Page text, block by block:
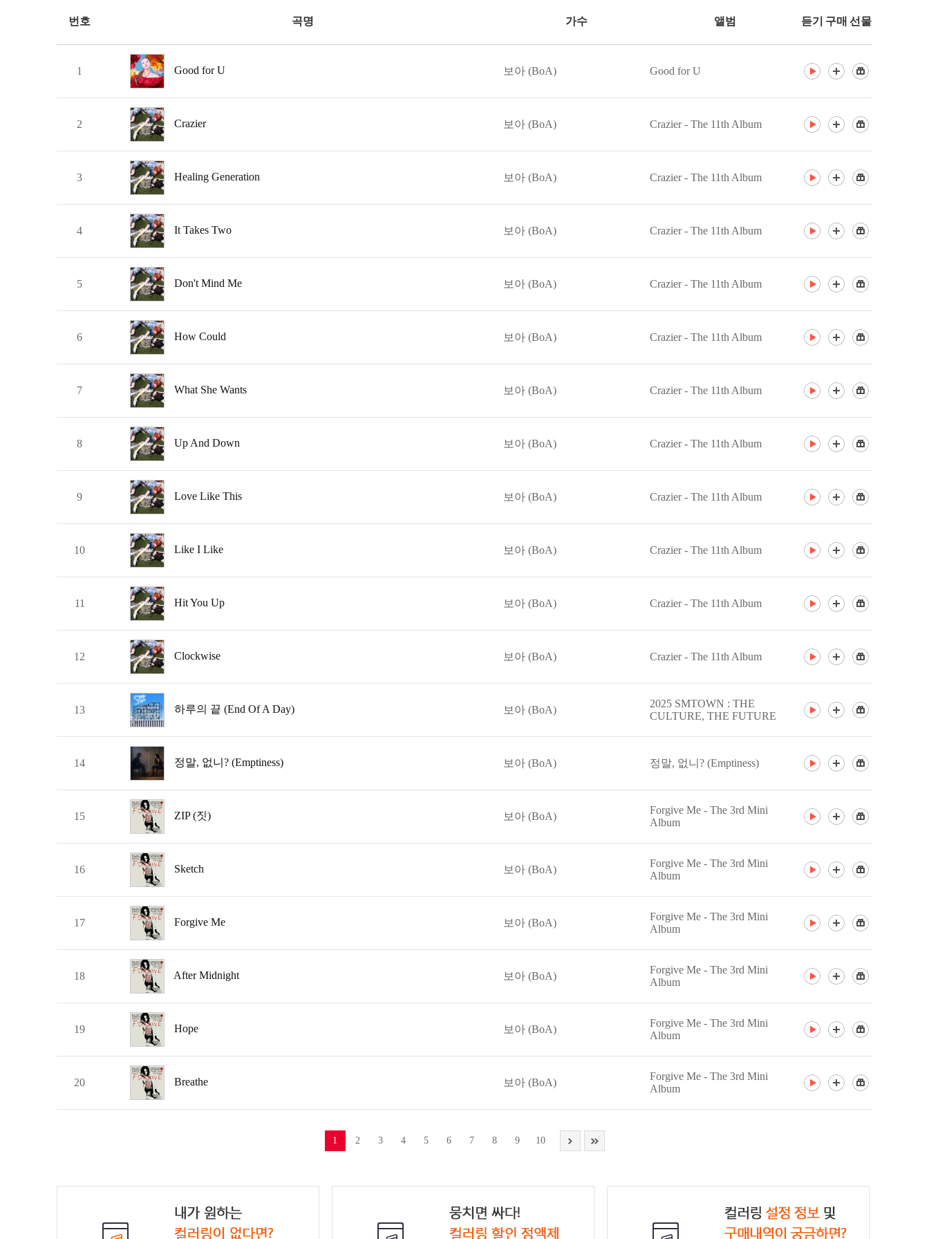
번호 곡명 가수 앨범 듣기 구매 선물
1 Good for U 보아 (BoA) Good for U
2 Crazier 보아 (BoA) Crazier - The 11th Album
3 Healing Generation 보아 (BoA) Crazier - The 11th Album
4 It Takes Two 보아 (BoA) Crazier - The 11th Album
5 Don't Mind Me 보아 (BoA) Crazier - The 11th Album
6 How Could 보아 (BoA) Crazier - The 11th Album
7 What She Wants 보아 (BoA) Crazier - The 11th Album
8 Up And Down 보아 (BoA) Crazier - The 11th Album
9 Love Like This 보아 (BoA) Crazier - The 11th Album
10 Like I Like 보아 (BoA) Crazier - The 11th Album
11 Hit You Up 보아 (BoA) Crazier - The 11th Album
12 Clockwise 보아 (BoA) Crazier - The 11th Album
13 하루의 끝 (End Of A Day) 보아 (BoA)
2025 SMTOWN : THE
CULTURE, THE FUTURE
14 정말, 없니? (Emptiness) 보아 (BoA) 정말, 없니? (Emptiness)
15 ZIP (짓) 보아 (BoA)
Forgive Me - The 3rd Mini
Album
16 Sketch 보아 (BoA)
Forgive Me - The 3rd Mini
Album
17 Forgive Me 보아 (BoA)
Forgive Me - The 3rd Mini
Album
18 After Midnight 보아 (BoA)
Forgive Me - The 3rd Mini
Album
19 Hope 보아 (BoA)
Forgive Me - The 3rd Mini
Album
20 Breathe 보아 (BoA)
Forgive Me - The 3rd Mini
Album
1 2 3 4 5 6 7 8 9 10